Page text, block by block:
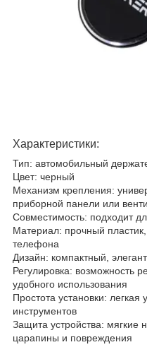
Характеристики:
Тип: автомобильный
Цвет: черный
Механизм крепления:
приборной панели или
Совместимость: подходит
Материал: прочный
телефона
Дизайн: компактный,
Регулировка: возможность
удобного использования
Простота установки: легкая
инструментов
Защита устройства: мягкие
царапины и повреждения